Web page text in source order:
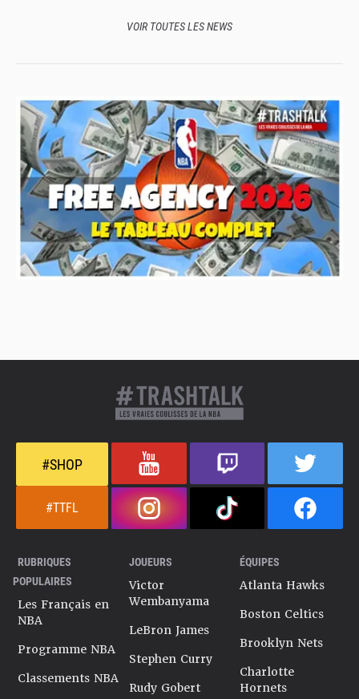
VOIR TOUTES LES NEWS
#SHOP
#TTFL
RUBRIQUES
POPULAIRES
Les Français en
NBA
Programme NBA
Classements NBA
JOUEURS
Victor
Wembanyama
LeBron James
Stephen Curry
Rudy Gobert
ÉQUIPES
Atlanta Hawks
Boston Celtics
Brooklyn Nets
Charlotte
Hornets